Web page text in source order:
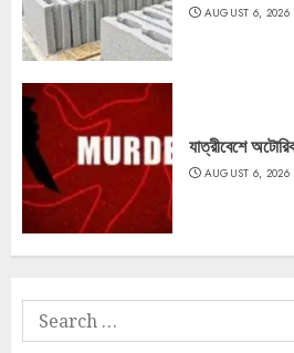
AUGUST 6, 2026
যাত্রীবেশে
AUGUST 6, 2026
Search
for: